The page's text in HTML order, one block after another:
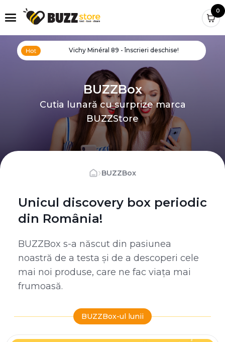
0
Vichy Minéral 89 - înscrieri deschise!
BUZZBox
Cutia lunară cu surprize marca
BUZZStore
›BUZZBox
Unicul discovery box periodic
din România!
BUZZBox s-a născut din pasiunea
noastră de a testa și de a descoperi cele
mai noi produse, care ne fac viața mai
frumoasă.
BUZZBox-ul lunii